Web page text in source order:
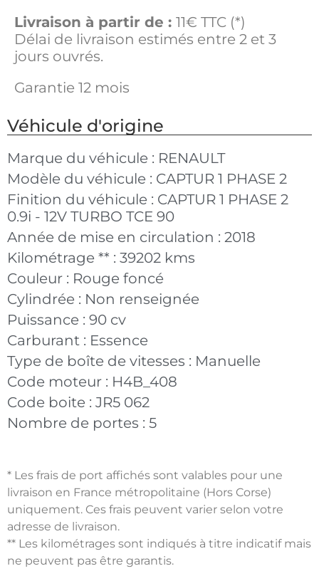
Livraison à partir de : 11€ TTC (*)
Délai de livraison estimés entre 2 et 3
jours ouvrés.
Garantie 12 mois
Véhicule d'origine
Marque du véhicule : RENAULT
Modèle du véhicule : CAPTUR 1 PHASE 2
Finition du véhicule : CAPTUR 1 PHASE 2
0.9i - 12V TURBO TCE 90
Année de mise en circulation : 2018
Kilométrage ** : 39202 kms
Couleur : Rouge foncé
Cylindrée : Non renseignée
Puissance : 90 cv
Carburant : Essence
Type de boîte de vitesses : Manuelle
Code moteur : H4B_408
Code boite : JR5 062
Nombre de portes : 5
* Les frais de port affichés sont valables pour une
livraison en France métropolitaine (Hors Corse)
uniquement. Ces frais peuvent varier selon votre
adresse de livraison.
** Les kilométrages sont indiqués à titre indicatif mais
ne peuvent pas être garantis.